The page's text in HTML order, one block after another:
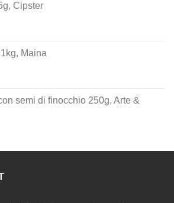
Cipster
Maina
semi di finocchio 250g, Arte &